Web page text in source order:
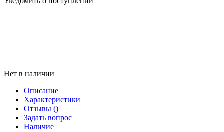
Нет в наличии
Описание
Характеристики
Отзывы ()
Задать вопрос
Наличие